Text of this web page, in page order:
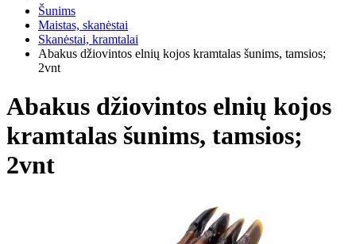
Šunims
Maistas, skanėstai
Skanėstai, kramtalai
Abakus džiovintos elnių kojos kramtalas šunims, tamsios;
2vnt
Abakus džiovintos elnių kojos
kramtalas šunims, tamsios;
2vnt